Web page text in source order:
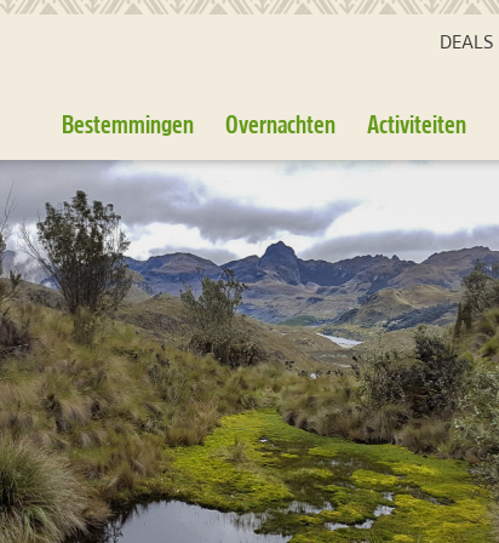
DEALS
Bestemmingen Overnachten Activiteiten